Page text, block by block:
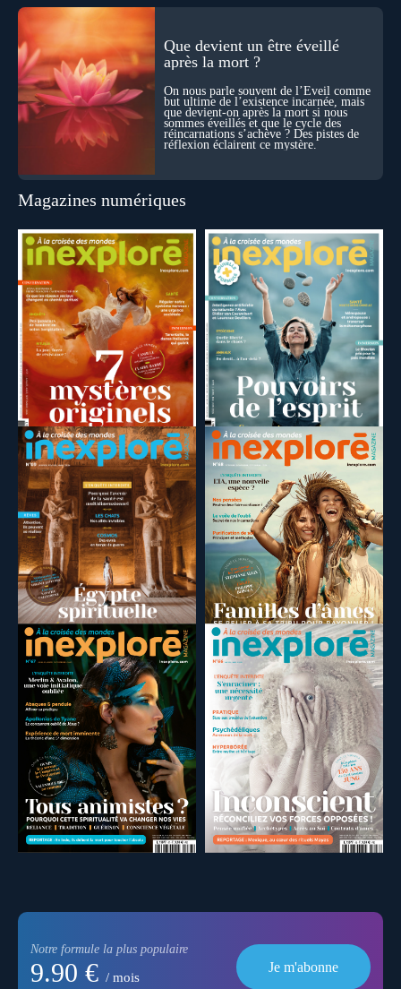
Que devient un être éveillé
après la mort ?
On nous parle souvent de l’Éveil comme
but ultime de l’existence incarnée, mais
que devient-on après la mort si nous
sommes éveillés et que le cycle des
réincarnations s’achève ? Des pistes de
réflexion éclairent ce mystère.
Magazines numériques
Notre formule la plus populaire
9.90 € / mois
Je m'abonne